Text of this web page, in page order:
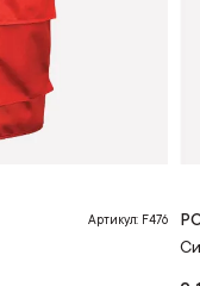
Артикул: F476